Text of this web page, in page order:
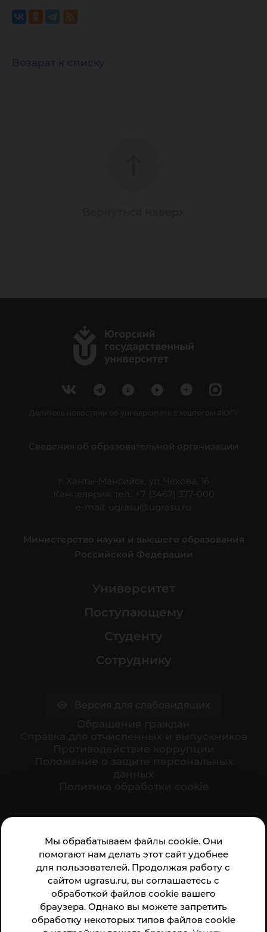
Мы обрабатываем файлы cookie. Они
помогают нам делать этот сайт удобнее
для пользователей. Продолжая работу с
сайтом ugrasu.ru, вы соглашаетесь с
обработкой файлов cookie вашего
браузера. Однако вы можете запретить
обработку некоторых типов файлов cookie
Возврат к списку
Делитесь новостями об университете с хештегом #ЮГУ
Сведения об образовательной организации
г. Ханты-Мансийск, ул. Чехова, 16
Канцелярия: тел.: +7 (3467) 377-000
e-mail:
ugrasu@ugrasu.ru
Министерство науки и высшего образования
Российской Федерации
Университет
Поступающему
Студенту
Сотруднику
организации:
Анкета доступна по QR-коду, а так же по прямой